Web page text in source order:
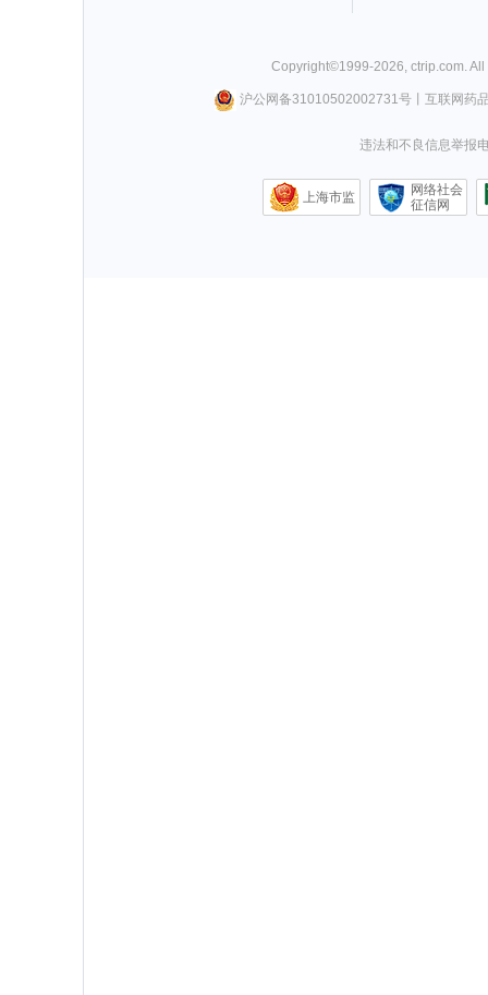
Copyright©1999-2026, ctrip.com.
沪公网备31010502002731号丨 互联网药
违法和不良信息举报
上海市监
网络社会
征信网